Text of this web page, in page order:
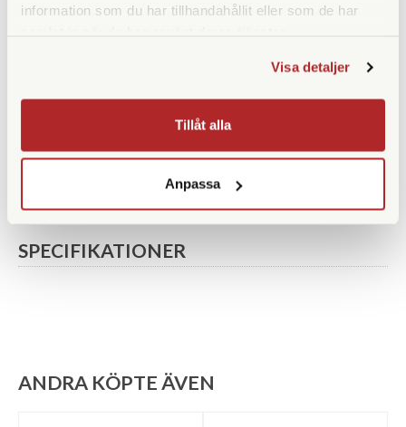
information som du har tillhandahållit eller som de har
Visa detaljer
Tillåt alla
Anpassa
Swarovski ATX-95+65 -
Swarovski ATX
SPECIFIKATIONER
ANDRA KÖPTE ÄVEN